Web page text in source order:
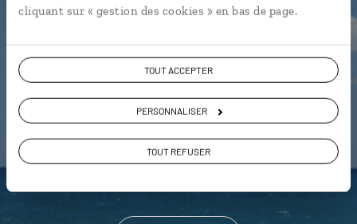
cliquant sur « gestion des cookies » en bas de page.
TOUT ACCEPTER
PERSONNALISER
TOUT REFUSER
L’itinéraire vers votre maison
Notre sélection de cafés et
pastizzerias
Les plus belles criques
géolocalisées
L'album souvenirs à composer